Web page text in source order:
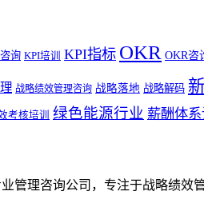
询 KPI培训 KPI指标 OKR OKR咨
战略绩效管理咨询 战略落地 战略解码
考核培训 绿色能源行业 薪酬体
管理咨询公司，专注于战略绩效